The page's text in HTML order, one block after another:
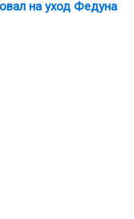
на уход Федуна